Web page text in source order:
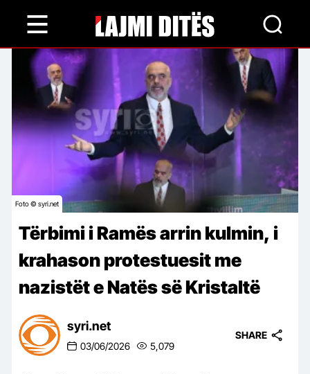
content
Foto © syri.net
Tërbimi i Ramës arrin kulmin, i
krahason protestuesit me
nazistët e Natës së Kristaltë
syri.net
03/06/2026 5,079
SHARE